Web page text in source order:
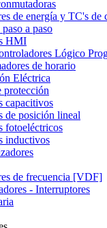
de energía y TC's de
a paso
HMI
Lógico
de horario
Eléctrica
protección
capacitivos
de posición lineal
fotoeléctricos
inductivos
de frecuencia [VDF]
- Interruptores